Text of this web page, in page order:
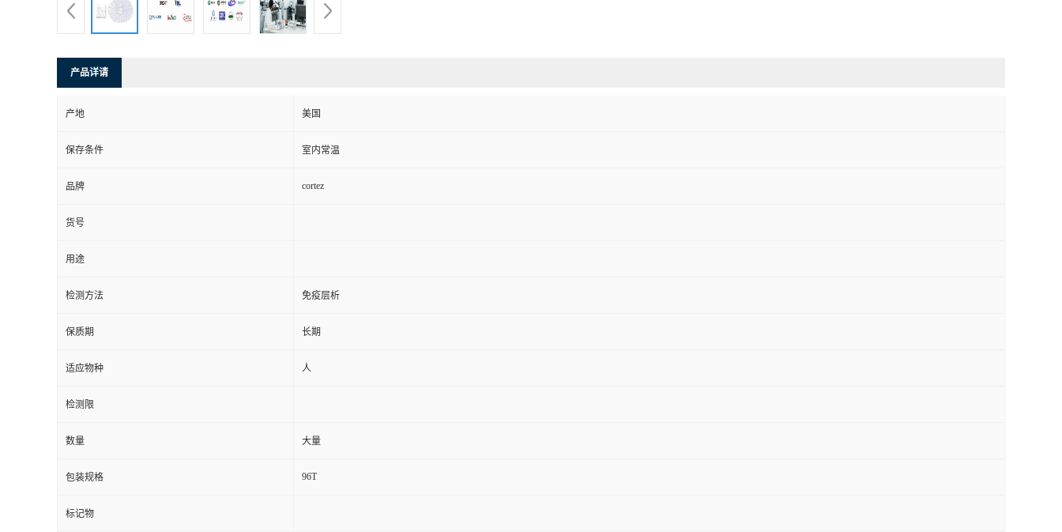
产品详请
产地 美国
保存条件 室内常温
品牌 cortez
货号
用途
检测方法 免疫层析
保质期 长期
适应物种 人
检测限
数量 大量
包装规格 96T
标记物